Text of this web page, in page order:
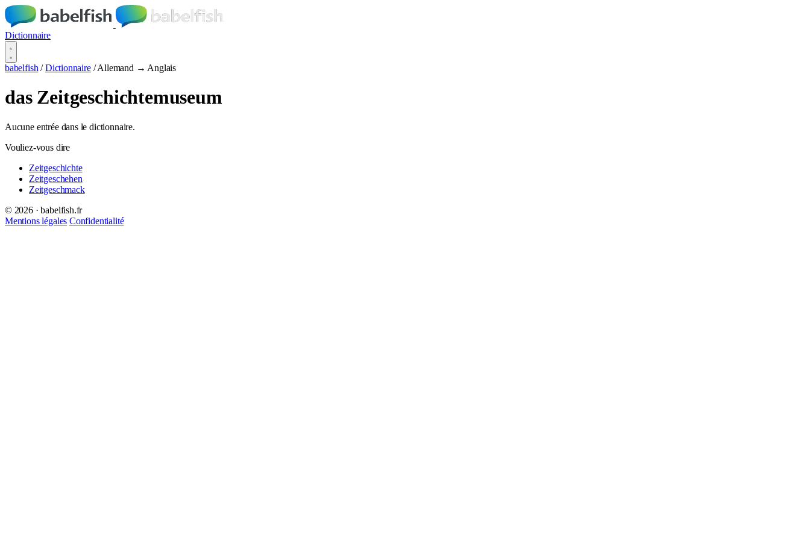
Dictionnaire
babelfish / Dictionnaire / Allemand → Anglais
das Zeitgeschichtemuseum
Aucune entrée dans le dictionnaire.
Vouliez-vous dire
Zeitgeschichte
Zeitgeschehen
Zeitgeschmack
© 2026 · babelfish.fr
Mentions légales Confidentialité